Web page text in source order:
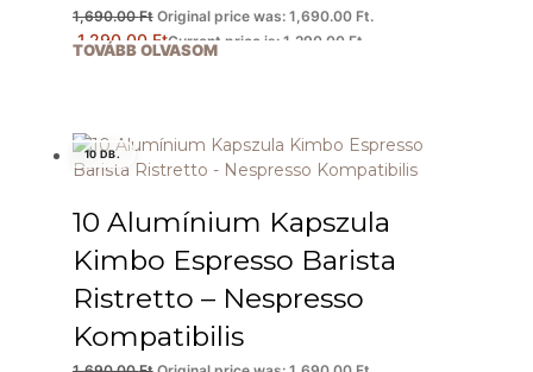
1,690.00Ft Original price was: 1,690.00 Ft.
1,290.00FtCurrent price is: 1,290.00 Ft.
TOVÁBB OLVASOM
10 DB.
10 Alumínium Kapszula
Kimbo Espresso Barista
Ristretto – Nespresso
Kompatibilis